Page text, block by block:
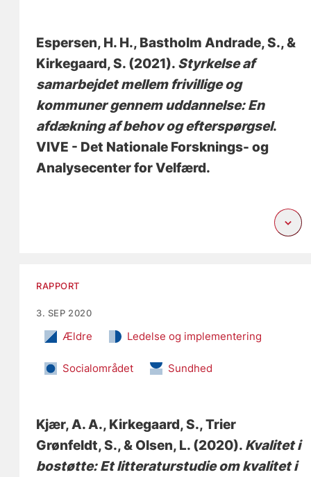
Espersen, H. H., Bastholm Andrade, S., &
Kirkegaard, S. (2021). Styrkelse af
samarbejdet mellem frivillige og
kommuner gennem uddannelse: En
afdækning af behov og efterspørgsel.
VIVE - Det Nationale Forsknings- og
Analysecenter for Velfærd.
RAPPORT
3. SEP 2020
Ældre Ledelse og implementering
Socialområdet Sundhed
Kjær, A. A., Kirkegaard, S., Trier
Grønfeldt, S., & Olsen, L. (2020). Kvalitet i
bostøtte: Et litteraturstudie om kvalitet i